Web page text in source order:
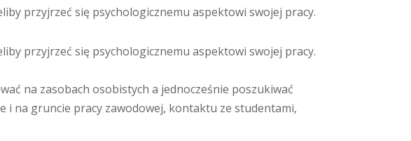
przyjrzeć się psychologicznemu aspektowi swojej pracy.
przyjrzeć się psychologicznemu aspektowi swojej pracy.
na zasobach osobistych a jednocześnie poszukiwać
na gruncie pracy zawodowej, kontaktu ze studentami,